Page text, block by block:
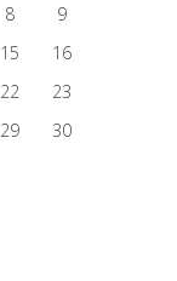
8
9
15
16
22
23
29
30